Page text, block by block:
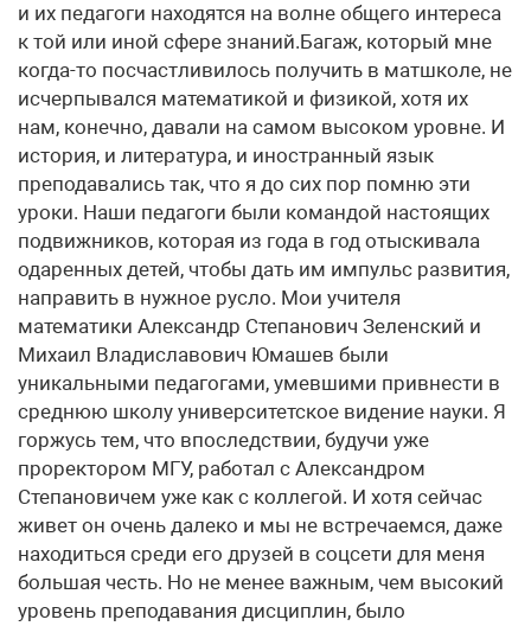
и их педагоги находятся на волне общего интереса
к той или иной сфере знаний.Багаж, который мне
когда-то посчастливилось получить в матшколе, не
исчерпывался математикой и физикой, хотя их
нам, конечно, давали на самом высоком уровне. И
история, и литература, и иностранный язык
преподавались так, что я до сих пор помню эти
уроки. Наши педагоги были командой настоящих
подвижников, которая из года в год отыскивала
одаренных детей, чтобы дать им импульс развития,
направить в нужное русло. Мои учителя
математики Александр Степанович Зеленский и
Михаил Владиславович Юмашев были
уникальными педагогами, умевшими привнести в
среднюю школу университетское видение науки. Я
горжусь тем, что впоследствии, будучи уже
проректором МГУ, работал с Александром
Степановичем уже как с коллегой. И хотя сейчас
живет он очень далеко и мы не встречаемся, даже
находиться среди его друзей в соцсети для меня
большая честь. Но не менее важным, чем высокий
уровень преподавания дисциплин, было